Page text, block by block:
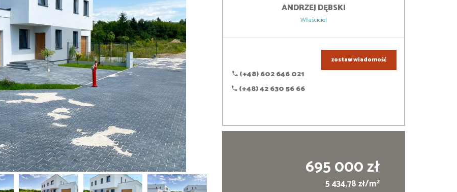
ANDRZEJ DĘBSKI
Właściciel
(+48) 602 646 021
(+48) 42 630 56 66
zostaw wiadomość
695 000 zł
5 434,78 zł/m2